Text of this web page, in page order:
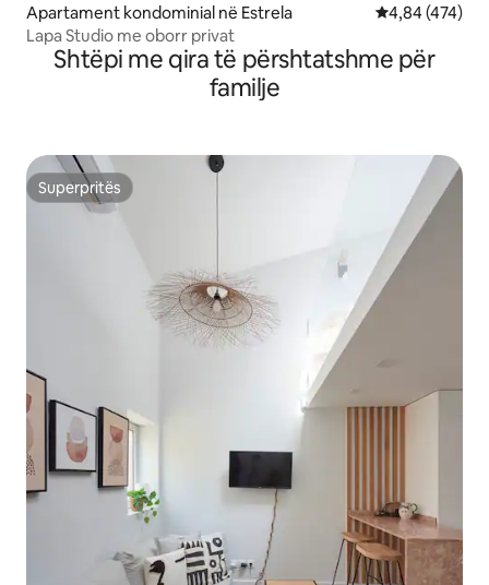
Apartament kondominial në Estrela Vlerësimi
4,84 (474)
Lapa Studio me oborr privat
Shtëpi me qira të përshtatshme për
familje
Superpritës
Superpritës